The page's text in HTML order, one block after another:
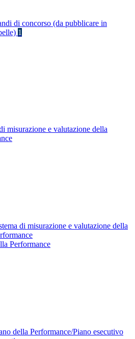
di concorso (da pubblicare in
1
misurazione e valutazione della
di misurazione e valutazione della
Performance
della Performance/Piano esecutivo